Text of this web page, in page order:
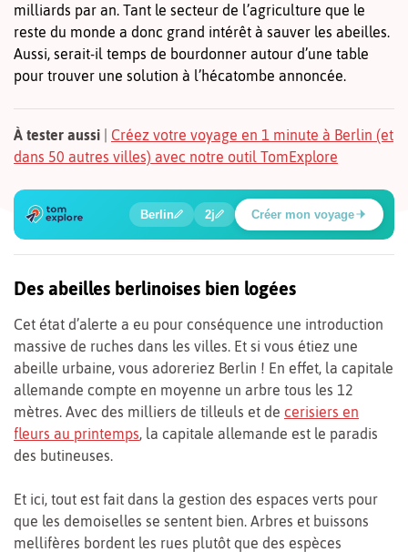
milliards par an. Tant le secteur de l’agriculture que le
reste du monde a donc grand intérêt à sauver les abeilles.
Aussi, serait-il temps de bourdonner autour d’une table
pour trouver une solution à l’hécatombe annoncée.
À tester aussi
Créez votre voyage en 1 minute à Berlin (et
dans 50 autres villes) avec notre outil TomExplore
🔍
🔍
🔍
🍲
🔍
🔍
Place Potsdamer
Berlin 2j Créer mon voyage
Des abeilles berlinoises bien logées
Cet état d’alerte a eu pour conséquence une introduction
massive de ruches dans les villes. Et si vous étiez une
abeille urbaine, vous adoreriez Berlin ! En effet, la capitale
allemande compte en moyenne un arbre tous les 12
mètres. Avec des milliers de tilleuls et de cerisiers en
fleurs au printemps, la capitale allemande est le paradis
des butineuses.
Et ici, tout est fait dans la gestion des espaces verts pour
que les demoiselles se sentent bien. Arbres et buissons
mellifères bordent les rues plutôt que des espèces